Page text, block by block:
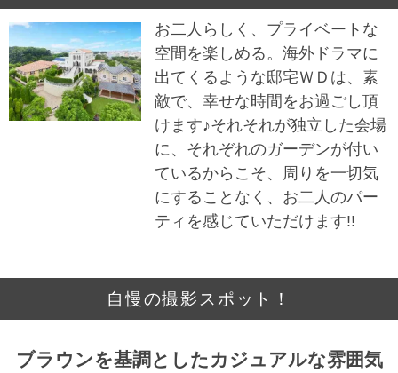
お二人らしく、プライベートな
空間を楽しめる。海外ドラマに
出てくるような邸宅ＷＤは、素
敵で、幸せな時間をお過ごし頂
けます♪それそれが独立した会場
に、それぞれのガーデンが付い
ているからこそ、周りを一切気
にすることなく、お二人のパー
ティを感じていただけます!!
自慢の撮影スポット！
ブラウンを基調としたカジュアルな雰囲気